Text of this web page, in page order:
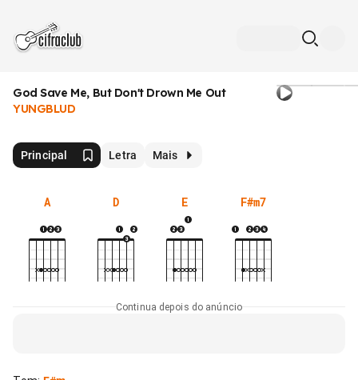
God Save Me, But Don't Drown Me Out
YUNGBLUD
Principal Letra Mais
A D E F#m7
Continua depois do anúncio